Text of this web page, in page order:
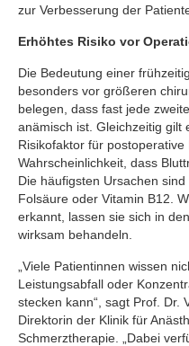
zur Verbesserung der
Erhöhtes Risiko vor
Die Bedeutung einer
besonders vor größeren
belegen, dass fast jede
anämisch ist. Gleichzeitig gilt
Risikofaktor für
Wahrscheinlichkeit, dass
Die häufigsten Ursachen
Folsäure oder Vitamin B12.
erkannt, lassen sie sich in
wirksam behandeln.
„Viele Patientinnen wissen
Leistungsabfall oder
stecken kann“, sagt Prof. Dr.
Direktorin der Klinik für
Schmerztherapie. „Dabei